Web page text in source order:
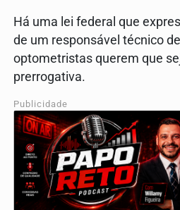
Há uma lei federal que
de um responsável técnico
optometristas querem que
prerrogativa.
Publicidade